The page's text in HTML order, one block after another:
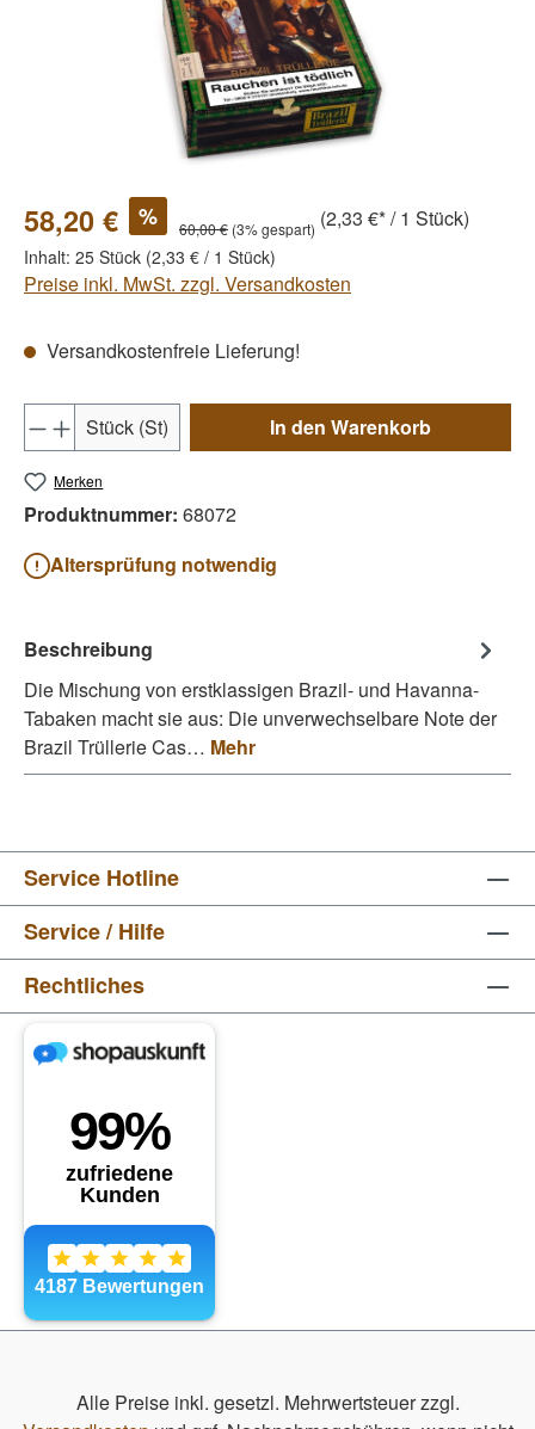
58,20 € % 60,00 € (3% gespart) (2,33 €* / 1 Stück)
Inhalt: 25 Stück (2,33 € / 1 Stück)
Preise inkl. MwSt. zzgl. Versandkosten
Versandkostenfreie Lieferung!
Produkt Anzahl: Gib den gewünschten
Stück (St) In den Warenkorb
Merken
Produktnummer: 68072
Altersprüfung notwendig
Beschreibung
Die Mischung von erstklassigen Brazil- und Havanna-
Tabaken macht sie aus: Die unverwechselbare Note der
Brazil Trüllerie Cas… Mehr
Service Hotline
Service / Hilfe
Rechtliches
Alle Preise inkl. gesetzl. Mehrwertsteuer zzgl.